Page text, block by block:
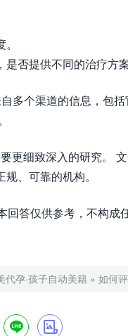
否提供不同的治疗方
多个渠道的信息，包
更细致深入的研究。
、可靠的机构。
回答仅供参考，不构成
代孕·孩子自动美籍 » 如何
 